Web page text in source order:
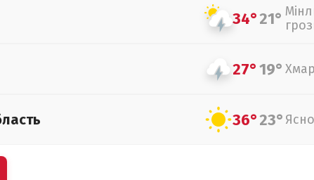
34°21°
27°19°
36°23° Ясно